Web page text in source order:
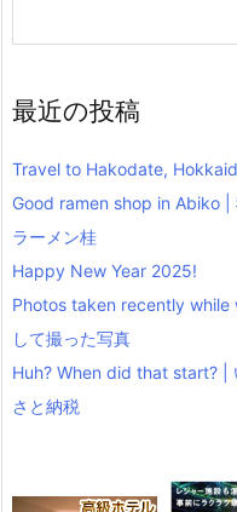
最近の投稿
Travel to Hakodate,
Good ramen shop in Abiko |
ラーメン桂
Happy New Year 2025!
Photos taken recently while
して撮った写真
Huh? When did that start? |
さと納税